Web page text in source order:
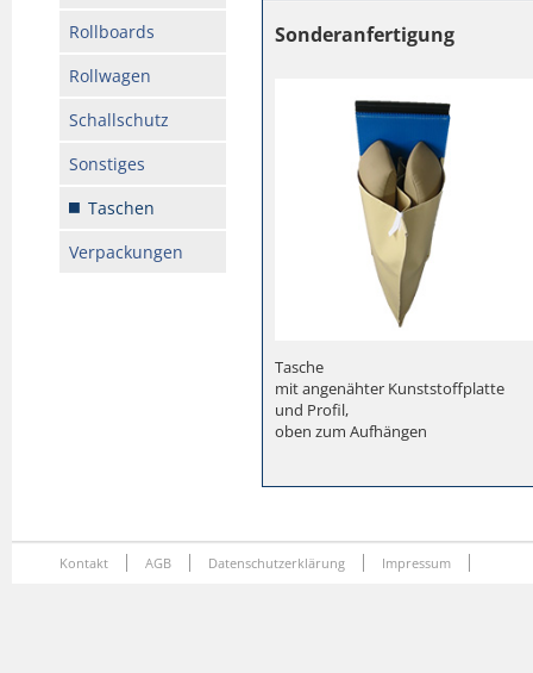
Rollboards
Rollwagen
Schallschutz
Sonstiges
Taschen
Verpackungen
Sonderanfertigung
Tasche
mit angenähter Kunststoffplatte
und Profil,
oben zum Aufhängen
Kontakt AGB Datenschutzerklärung Impressum